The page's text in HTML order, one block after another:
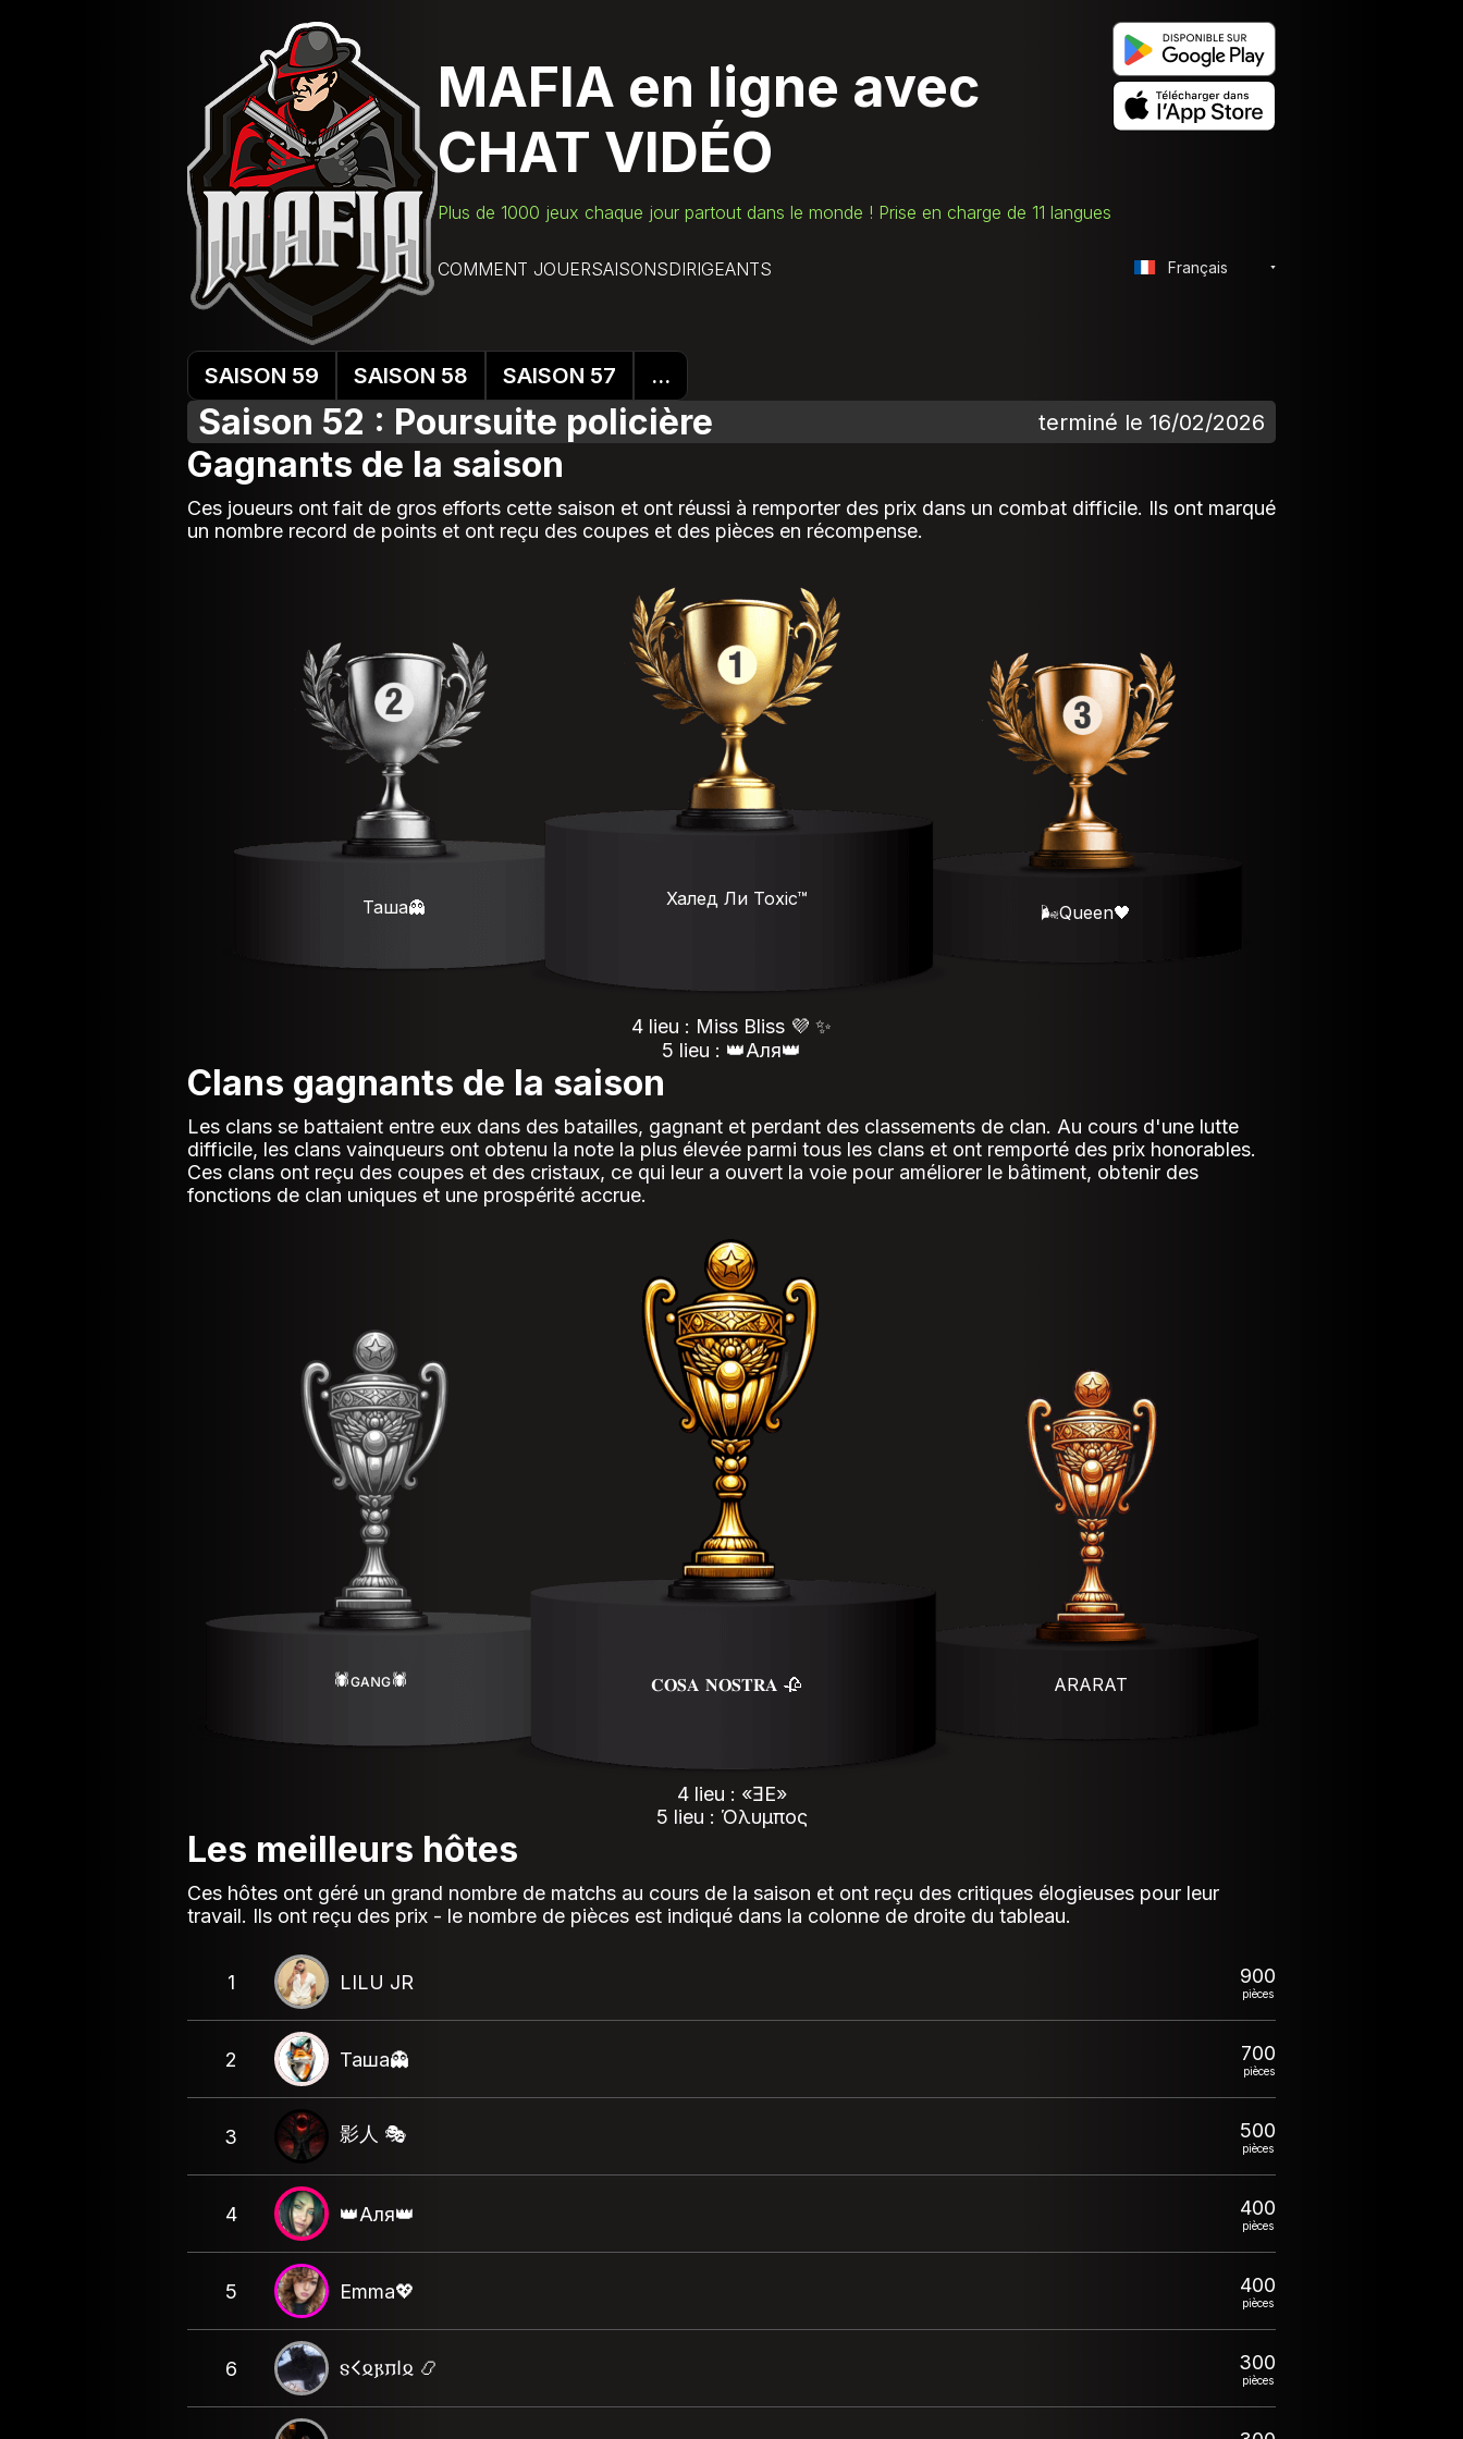
MAFIA en ligne avec
CHAT VIDÉO
Plus de 1000 jeux chaque jour partout dans le monde ! Prise en charge de 11 langues
COMMENT JOUERSAISONSDIRIGEANTS Français
SAISON 59 SAISON 58 SAISON 57 ...
Saison 52 : Poursuite policière terminé le 16/02/2026
Gagnants de la saison
Ces joueurs ont fait de gros efforts cette saison et ont réussi à remporter des prix dans un combat difficile. Ils ont marqué
un nombre record de points et ont reçu des coupes et des pièces en récompense.
Халед Ли Toxic™
Таша👻 🌬️Queen🖤
4 lieu : Miss Bliss 💜 ✨️
5 lieu : 👑Аля👑
Clans gagnants de la saison
Les clans se battaient entre eux dans des batailles, gagnant et perdant des classements de clan. Au cours d'une lutte
difficile, les clans vainqueurs ont obtenu la note la plus élevée parmi tous les clans et ont remporté des prix honorables.
Ces clans ont reçu des coupes et des cristaux, ce qui leur a ouvert la voie pour améliorer le bâtiment, obtenir des
fonctions de clan uniques et une prospérité accrue.
𝐂𝐎𝐒𝐀 𝐍𝐎𝐒𝐓𝐑𝐀 🥀
🕷️ɢᴀɴɢ🕷️ ARARAT
4 lieu : «ƎE»
5 lieu : Όλυμπος
Les meilleurs hôtes
Ces hôtes ont géré un grand nombre de matchs au cours de la saison et ont reçu des critiques élogieuses pour leur
travail. Ils ont reçu des prix - le nombre de pièces est indiqué dans la colonne de droite du tableau.
1 LILU JR 900
pièces
2 Таша👻 700
pièces
3 影人 🎭 500
pièces
4 👑Аля👑 400
pièces
5 Emma💖 400
pièces
6 𐍃𐌂𐍉𐍂𐍀𐌉𐍉 📿 300
pièces